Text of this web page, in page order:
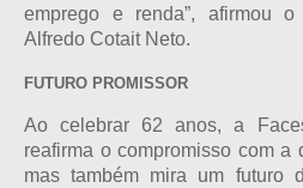
emprego e renda”, afirmou
Alfredo Cotait Neto.
FUTURO PROMISSOR
Ao celebrar 62 anos, a
reafirma o compromisso com a
mas também mira um futuro